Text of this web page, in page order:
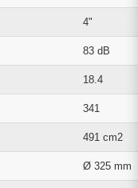
4"
83 dB
18.4
341
491 cm2
Ø 325 mm